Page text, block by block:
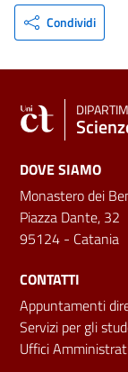
Condividi
DOVE SIAMO
Monastero dei
Piazza Dante, 32
95124 - Catania
CONTATTI
Appuntamenti
Servizi per gli
Uffici